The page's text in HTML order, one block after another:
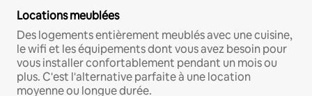
Locations meublées
Des logements entièrement meublés avec une cuisine,
le wifi et les équipements dont vous avez besoin pour
vous installer confortablement pendant un mois ou
plus. C'est l'alternative parfaite à une location
moyenne ou longue durée.